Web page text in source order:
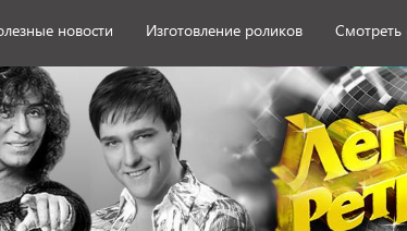
новости Изготовление роликов Смотреть